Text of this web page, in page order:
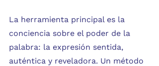
La herramienta principal es la
conciencia sobre el poder de la
palabra: la expresión sentida,
auténtica y reveladora. Un método